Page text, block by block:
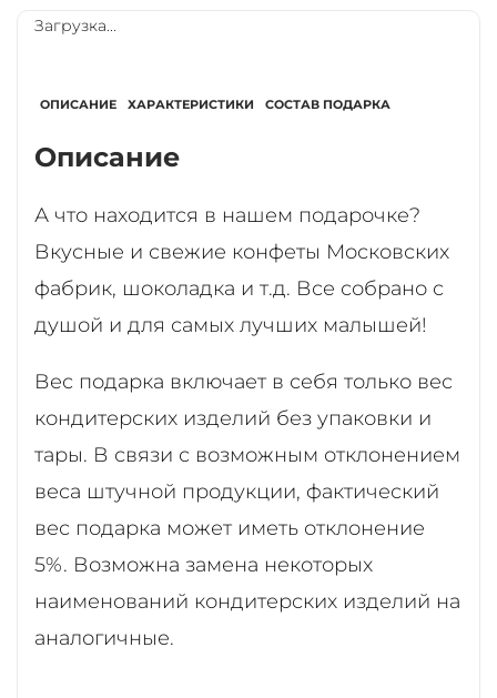
Загрузка...
ОПИСАНИЕ ХАРАКТЕРИСТИКИ СОСТАВ ПОДАРКА
Описание
А что находится в нашем подарочке?
Вкусные и свежие конфеты Московских
фабрик, шоколадка и т.д. Все собрано с
душой и для самых лучших малышей!
Вес подарка включает в себя только вес
кондитерских изделий без упаковки и
тары. В связи с возможным отклонением
веса штучной продукции, фактический
вес подарка может иметь отклонение
5%. Возможна замена некоторых
наименований кондитерских изделий на
аналогичные.